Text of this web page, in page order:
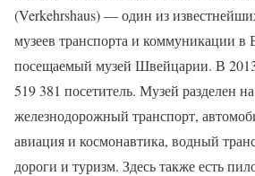
(Verkehrshaus) — один из
музеев транспорта и коммуникации в
посещаемый музей Швейцарии. В
519 381 посетитель. Музей разделен
железнодорожный транспорт,
авиация и космонавтика, водный
дороги и туризм. Здесь также есть